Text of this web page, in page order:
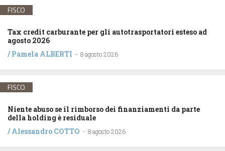
FISCO
Tax credit carburante per gli autotrasportatori esteso ad
agosto 2026
/Pamela ALBERTI - 8 agosto 2026
FISCO
Niente abuso se il rimborso dei finanziamenti da parte
della holding è residuale
/Alessandro COTTO - 8 agosto 2026